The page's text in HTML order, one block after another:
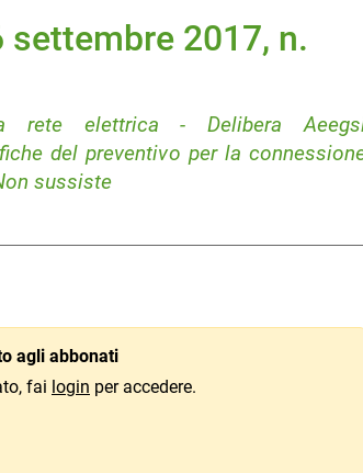
settembre 2017, n.
rete elettrica - Delibera
del preventivo per la
sussiste
agli abbonati
fai login per accedere.